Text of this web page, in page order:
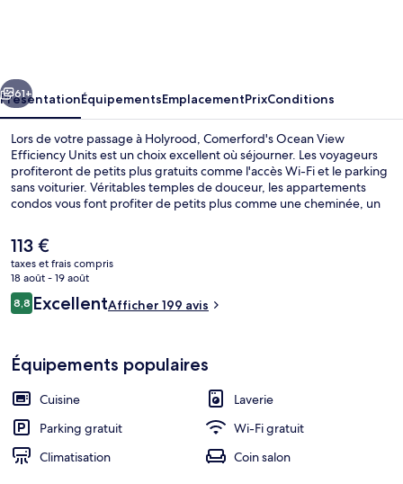
Units
Suivant
61+
PrésentationÉquipementsEmplacementPrixConditions
Lors de votre passage à Holyrood, Comerford's Ocean View
Efficiency Units est un choix excellent où séjourner. Les voyageurs
profiteront de petits plus gratuits comme l'accès Wi-Fi et le parking
sans voiturier. Véritables temples de douceur, les appartements
condos vous font profiter de petits plus comme une cheminée, un
une gamme d'oreillers au choix. Les autres voyageurs ne disent que
du bien en ce qui concerne le personnel attentionné.
Le
prix
actuel
est
de
113 €
taxes et frais compris
18 août - 19 août
Avis
voyageurs
8,88,8 sur 10
ExcellentAfficher 199 avis
Équipements populaires
Cuisine
Laverie
Parking gratuit
Wi-Fi gratuit
Climatisation
Coin salon